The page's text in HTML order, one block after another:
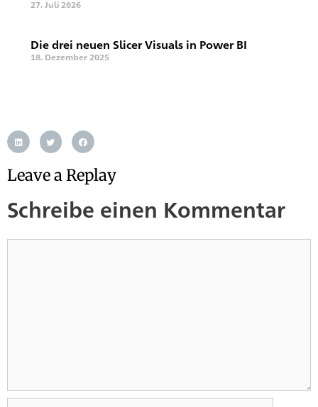
27. Juli 2026
Die drei neuen Slicer Visuals in Power BI
18. Dezember 2025
Leave a Replay
Schreibe einen Kommentar